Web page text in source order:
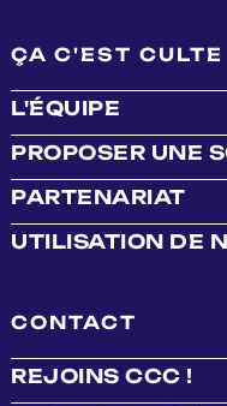
ÇA C'EST CULTE
L'ÉQUIPE
PROPOSER UNE
PARTENARIAT
UTILISATION DE
CONTACT
REJOINS CCC !